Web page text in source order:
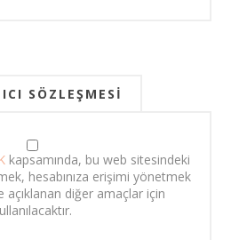
SÖZLEŞMESI
kapsamında, bu web sitesindeki
hesabınıza erişimi yönetmek
açıklanan diğer amaçlar için